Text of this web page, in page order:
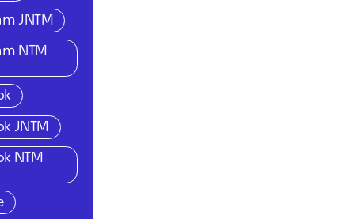
JNTM
NTM
JNTM
NTM